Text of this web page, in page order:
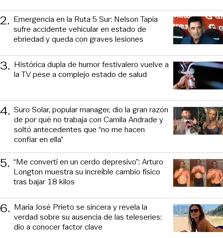
2. Emergencia en la Ruta 5 Sur: Nelson Tapia
sufre accidente vehicular en estado de
ebriedad y queda con graves lesiones
3. Histórica dupla de humor festivalero vuelve a
la TV pese a complejo estado de salud
4. Suro Solar, popular manager, dio la gran razón
de por qué no trabaja con Camila Andrade y
soltó antecedentes que “no me hacen
confiar en ella”
5. “Me convertí en un cerdo depresivo”: Arturo
Longton muestra su increíble cambio físico
tras bajar 18 kilos
6. María José Prieto se sincera y revela la
verdad sobre su ausencia de las teleseries:
dio a conocer factor clave